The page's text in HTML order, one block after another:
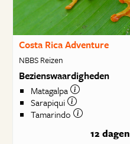
Costa Rica Adventure
NBBS Reizen
Bezienswaardigheden
Matagalpa
Sarapiqui
Tamarindo
12 dagen